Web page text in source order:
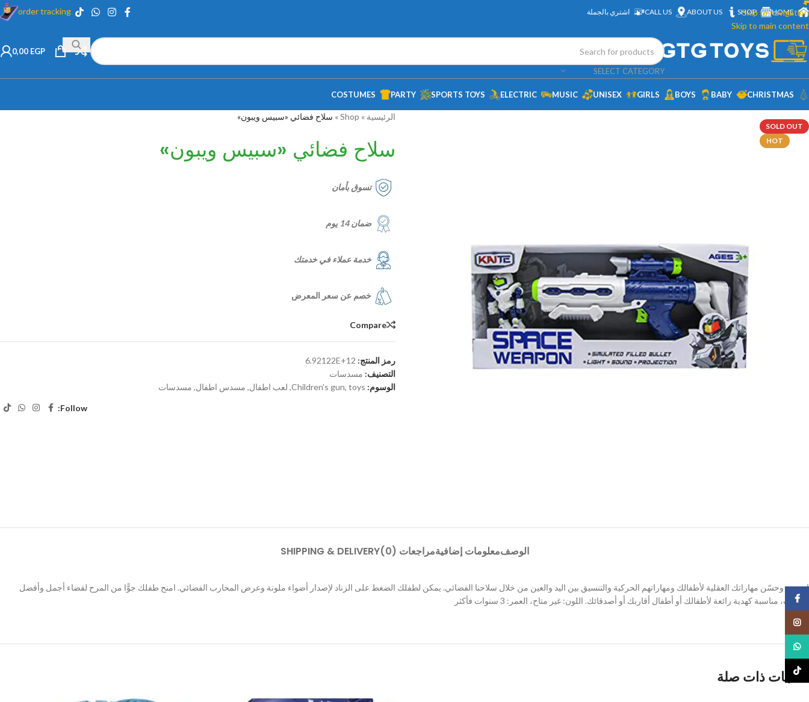
Skip to navigation
Skip to main content
HOME
SHOP
ABOUT US
CALL US اشتري بالجملة order tracking
SELECT CATEGORY
0,00 EGP
CHRISTMAS
BABY
BOYS
GIRLS
UNISEX
MUSIC
ELECTRIC
SPORTS TOYS
PARTY
COSTUMES
SOLD OUT
HOT
الرئيسية »
Shop
» سلاح فضائي «سبيس ويبون»
سلاح فضائي «سبيس ويبون»
تسوق بأمان
ضمان 14 يوم
خدمة عملاء في خدمتك
خصم عن سعر المعرض
Compare
رمز المنتج: 6.92122E+12
التصنيف: مسدسات
الوسوم:
Children's gun, toys
, لعب اطفال, مسدس اطفال, مسدسات
Follow:
الوصفمعلومات إضافيةمراجعات (0) SHIPPING & DELIVERY
استمتع وحسّن مهاراتك العقلية لأطفالك ومهاراتهم الحركية والتنسيق بين اليد والعين من خلال سلاحنا الفضائي. يمكن لطفلك الضغط على الزناد لإصدار أضواء ملونة وعرض المحارب الفضائي. امنح طفلك جوًّا من المرح لقضاء أجمل وأفضل
الأوقات، مناسبة كهدية رائعة لأطفالك أو أطفال أقاربك أو أصدقائك. اللون: غير متاح، العمر: 3 سنوات فأكثر
منتجات ذات صلة
Facebook
WhatsApp
TikTok